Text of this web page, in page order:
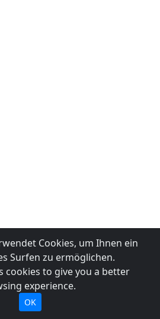
Cookies, um Ihnen ein
Surfen zu ermöglichen.
cookies to give you a better
experience.
OK